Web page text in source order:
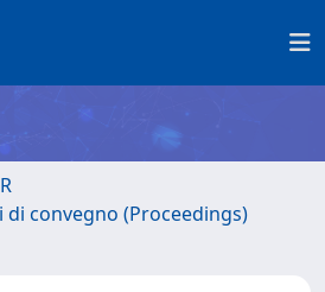
convegno (Proceedings)